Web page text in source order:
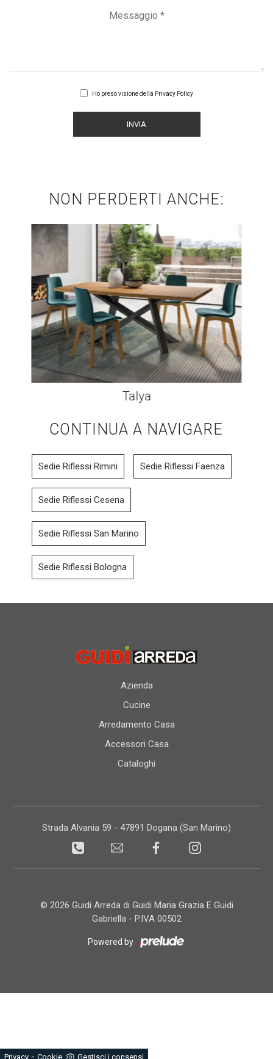
Ho preso visione della Privacy Policy
INVIA
NON PERDERTI ANCHE:
Talya
CONTINUA A NAVIGARE
Sedie Riflessi Rimini Sedie Riflessi Faenza
Sedie Riflessi Cesena
Sedie Riflessi San Marino
Sedie Riflessi Bologna
Azienda
Cucine
Arredamento Casa
Accessori Casa
Cataloghi
Strada Alvania 59 - 47891 Dogana (San Marino)
© 2026 Guidi Arreda di Guidi Maria Grazia E Guidi
Gabriella - P.IVA 00502
Powered by
Privacy - Cookie Gestisci i consensi